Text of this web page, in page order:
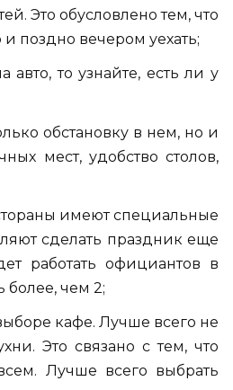
Это обусловлено тем, что
поздно вечером уехать;
авто, то узнайте, есть ли у
обстановку в нем, но и
мест, удобство столов,
имеют специальные
сделать праздник еще
работать официантов в
более, чем 2;
кафе. Лучше всего не
Это связано с тем, что
Лучше всего выбрать